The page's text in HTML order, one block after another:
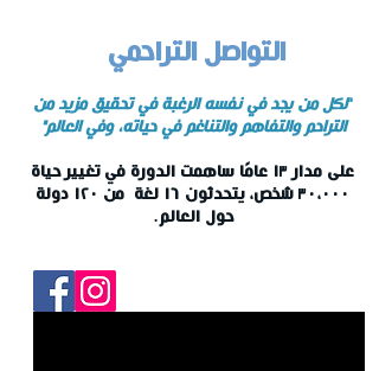
التواصلالتراحمي
"لكل من يجد في نفسه الرغبة في تحقيق مزيد من
التراحم والتفاهم والتناغم في حياته، وفي العالم"
على مدار ١ ٣
عامًا ساهمت الدورة في تغيير حياة
٣
٠،٠٠٠ شخص، يتحدثون ١٦ لغة من ١٢٠ دولة
حول العالم.